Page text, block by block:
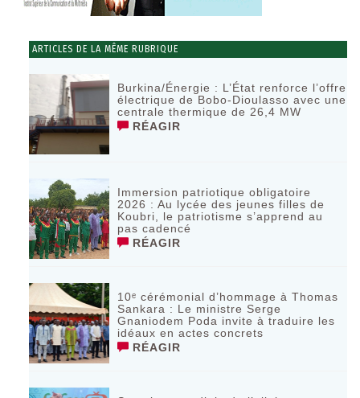
ARTICLES DE LA MÊME RUBRIQUE
Burkina/Énergie : L’État renforce l’offre
électrique de Bobo-Dioulasso avec une
centrale thermique de 26,4 MW
RÉAGIR
Immersion patriotique obligatoire
2026 : Au lycée des jeunes filles de
Koubri, le patriotisme s’apprend au
pas cadencé
RÉAGIR
10ᵉ cérémonial d’hommage à Thomas
Sankara : Le ministre Serge
Gnaniodem Poda invite à traduire les
idéaux en actes concrets
RÉAGIR